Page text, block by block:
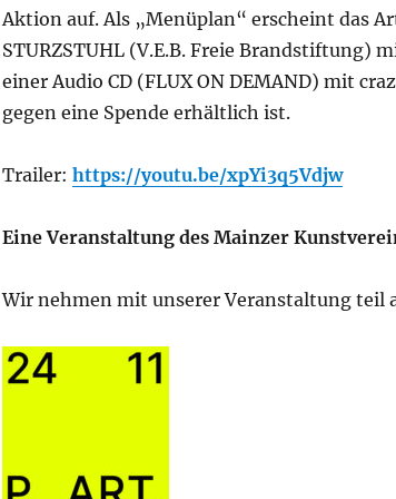
Aktion auf. Als „Menüplan“ erscheint das
STURZSTUHL (V.E.B. Freie Brandstiftung)
einer Audio CD (FLUX ON DEMAND) mit
gegen eine Spende erhältlich ist.
Trailer: https://youtu.be/xpYi3q5Vdjw
Eine Veranstaltung des Mainzer
Wir nehmen mit unserer Veranstaltung teil